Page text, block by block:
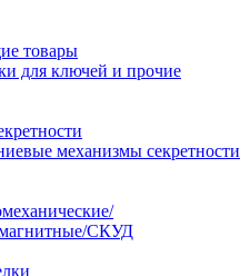
товары
для ключей и прочие
механизмы секретности
СКУД